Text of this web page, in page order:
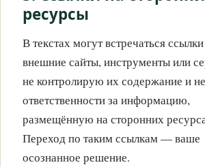
ресурсы
В текстах могут встречаться
внешние сайты, инструменты или
не контролирую их содержание и
ответственности за информацию,
размещённую на сторонних
Переход по таким ссылкам — ваше
осознанное решение.